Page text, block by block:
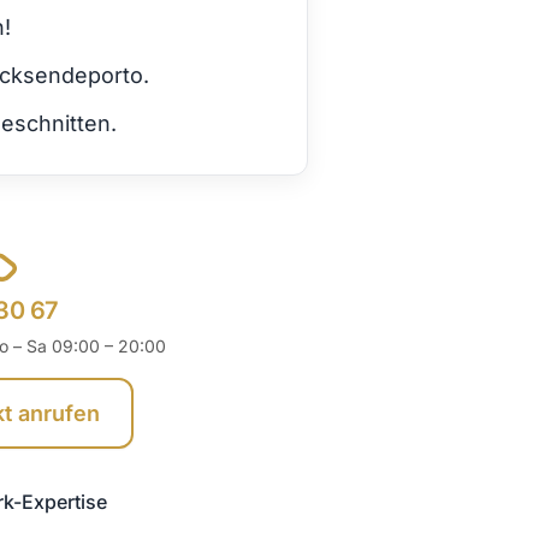
67
– Sa 09:00 – 20:00
anrufen
Expertise